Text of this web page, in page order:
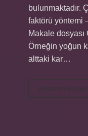
bulunmaktadır.
faktörü yöntemi
Makale dosyası
Örneğin yoğun
alttaki kar…
Devamını okuyun